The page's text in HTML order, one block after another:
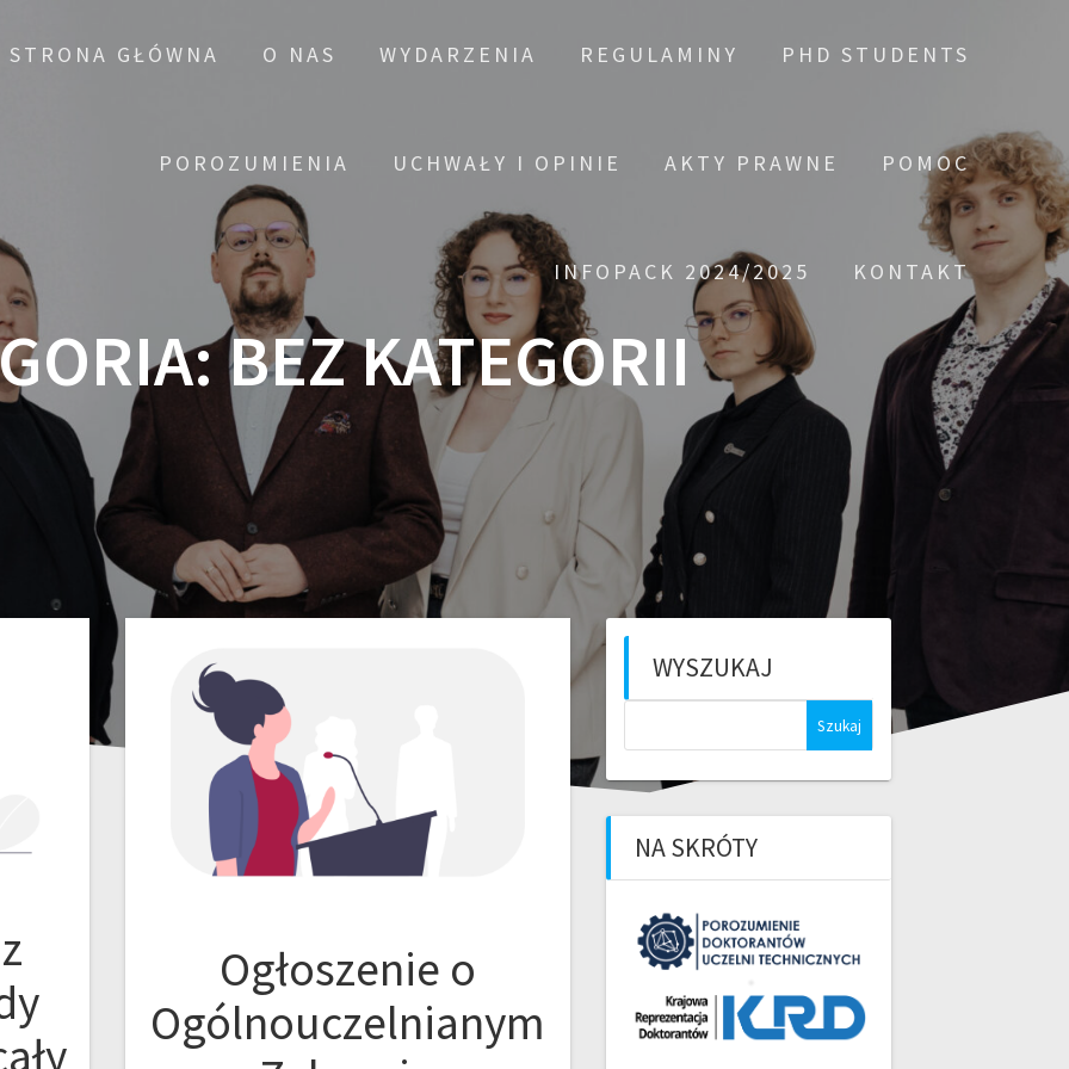
STRONA GŁÓWNA O NAS WYDARZENIA REGULAMINY PHD STUDENTS
POROZUMIENIA UCHWAŁY I OPINIE AKTY PRAWNE POMOC
INFOPACK 2024/2025 KONTAKT
BEZ KATEGORII
Ogłoszenie o
Ogólnouczelnianym
WYSZUKAJ
NA SKRÓTY